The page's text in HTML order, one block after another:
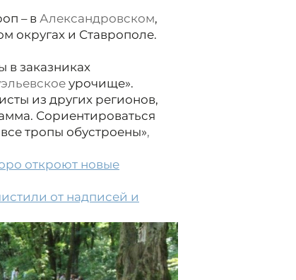
– в Александровском,
округах и Ставрополе.
в заказниках
урочище».
из других регионов,
Сориентироваться
тропы обустроены»,
откроют новые
от надписей и